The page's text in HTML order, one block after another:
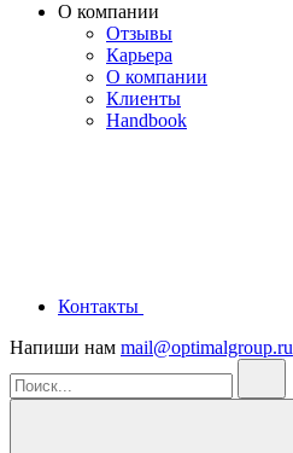
О компании
Отзывы
Карьера
О компании
Клиенты
Handbook
Контакты
Напиши нам mail@optimalgroup.ru